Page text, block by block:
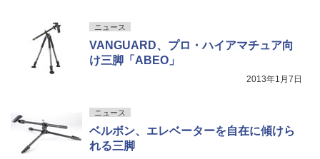
ニュース
VANGUARD、プロ・ハイアマチュア向
け三脚「ABEO」
2013年1月7日
ニュース
ベルボン、エレベーターを自在に傾けら
れる三脚